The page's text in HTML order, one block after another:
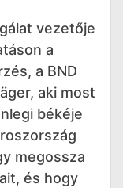
vezetője
a
a BND
aki most
békéje
megossza
és hogy